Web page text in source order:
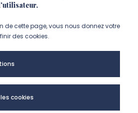
de cette page, vous nous donnez votre
des cookies.
cookies